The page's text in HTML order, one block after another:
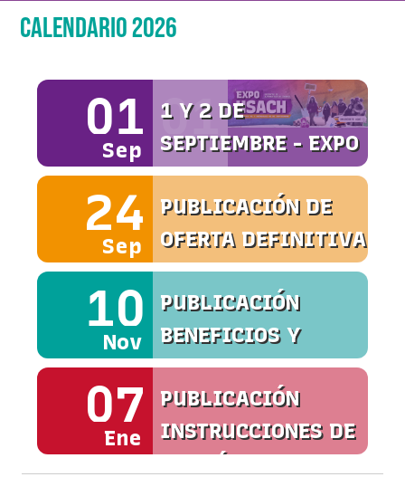
CALENDARIO 2026
01
Sep
1 Y 2 DE
SEPTIEMBRE - EXPO
USACH
01
24
Sep
PUBLICACIÓN DE
OFERTA DEFINITIVA
10
Nov
PUBLICACIÓN
BENEFICIOS Y
SERVICIOS
07
Ene
PUBLICACIÓN
INSTRUCCIONES DE
MATRÍCULA